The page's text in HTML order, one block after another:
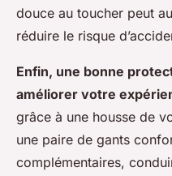
douce au toucher peut
réduire le risque
Enfin, une bonne
améliorer votre
grâce à une housse de
une paire de gants
complémentaires,